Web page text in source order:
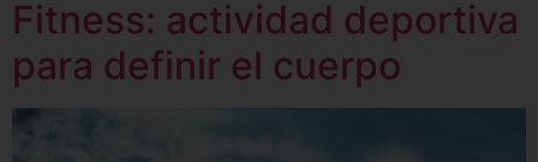
Fitness: actividad deportiva
para definir el cuerpo